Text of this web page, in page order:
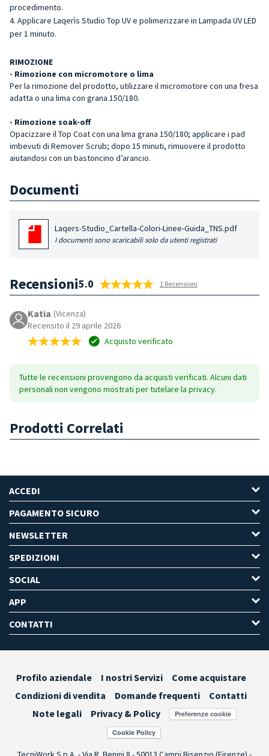
procedimento.
Applicare Laqerìs Studio Top UV e polimerizzare in Lampada UV LED
per 1 minuto.
RIMOZIONE
- Rimozione con micromotore o lima
Per la rimozione del prodotto, utilizzare il micromotore con una fresa
adatta o una lima con grana 150/180.
- Rimozione soak-off
Opacizzare il Top Coat con una lima grana 150/180; applicare i pad
imbevuti di Remover Scrub; dopo 15 minuti, rimuovere il prodotto
aiutandosi con un bastoncino d’arancio.
Documenti
Laqers-Studio_Cartella-Colori-Linee-Guida_TNS.pdf
I documenti sono scaricabili solo da utenti registrati
Recensioni5.0 1 Recensioni
Katia (Vicenza)
Recensito il 29 aprile 2026
Acquisto verificato
Tutte le recensioni provengono da acquisti verificati. Alcuni dati
personali non vengono mostrati per tutelare la privacy.
Prodotti Correlati
ACCEDI
PAGAMENTO SICURO
NEWSLETTER
SPEDIZIONI
SOCIAL
APP
CONTATTI
Profilo aziendale I nostri Servizi
Come acquistare
Condizioni di vendita
Domande frequenti
Contatti
Note legali
Privacy & Policy Preferenze cookie